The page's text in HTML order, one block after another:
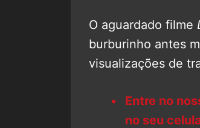
O aguardado filme
burburinho antes
visualizações de
Entre no
no seu